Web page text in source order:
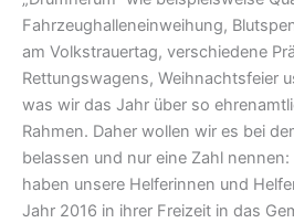
Fahrzeughalleneinweihung,
am Volkstrauertag, verschiedene
Rettungswagens, Weihnachtsfeier
was wir das Jahr über so
Rahmen. Daher wollen wir es bei
belassen und nur eine Zahl
haben unsere Helferinnen und
Jahr 2016 in ihrer Freizeit in das